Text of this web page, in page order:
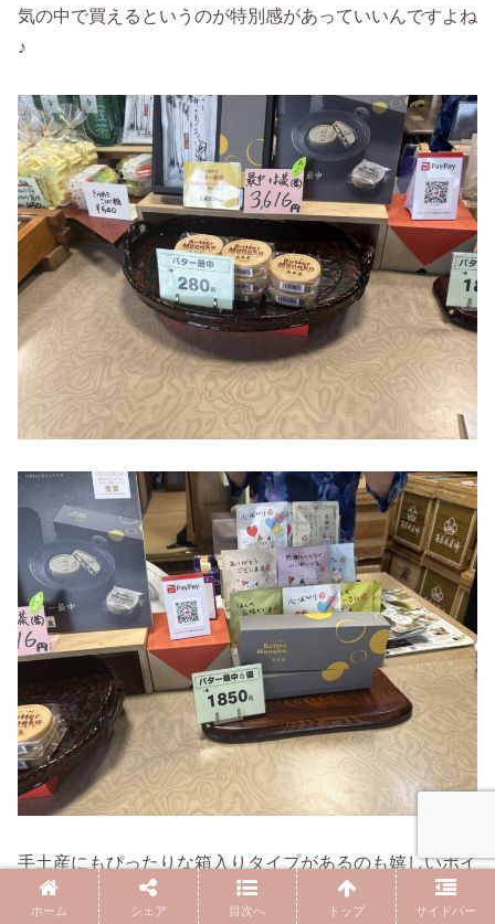
気の中で買えるというのが特別感があっていいんですよね
♪
手土産にもぴったりな箱入りタイプがあるのも嬉しいポイ
ントです。
ホーム シェア 目次へ トップ サイドバー